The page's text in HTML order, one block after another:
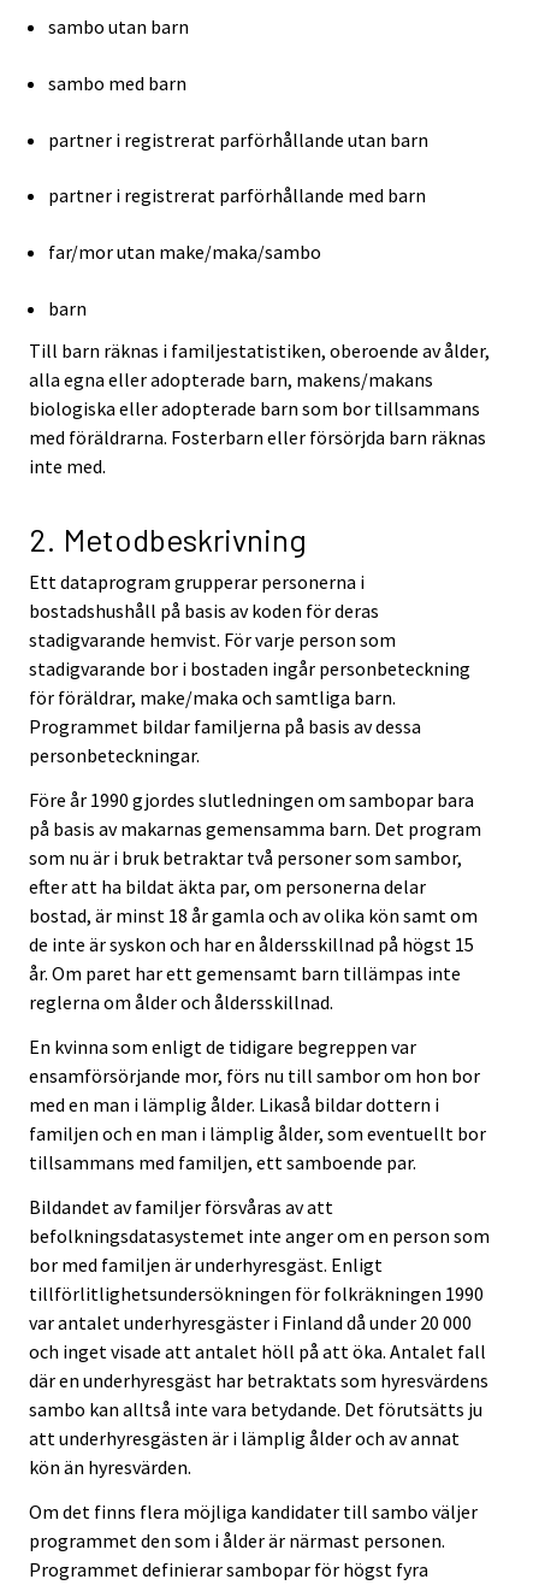
sambo utan barn
sambo med barn
partner i registrerat parförhållande utan barn
partner i registrerat parförhållande med barn
far/mor utan make/maka/sambo
barn
Till barn räknas i familjestatistiken, oberoende av ålder,
alla egna eller adopterade barn, makens/makans
biologiska eller adopterade barn som bor tillsammans
med föräldrarna. Fosterbarn eller försörjda barn räknas
inte med.
2. Metodbeskrivning
Ett dataprogram grupperar personerna i
bostadshushåll på basis av koden för deras
stadigvarande hemvist. För varje person som
stadigvarande bor i bostaden ingår personbeteckning
för föräldrar, make/maka och samtliga barn.
Programmet bildar familjerna på basis av dessa
personbeteckningar.
Före år 1990 gjordes slutledningen om sambopar bara
på basis av makarnas gemensamma barn. Det program
som nu är i bruk betraktar två personer som sambor,
efter att ha bildat äkta par, om personerna delar
bostad, är minst 18 år gamla och av olika kön samt om
de inte är syskon och har en åldersskillnad på högst 15
år. Om paret har ett gemensamt barn tillämpas inte
reglerna om ålder och åldersskillnad.
En kvinna som enligt de tidigare begreppen var
ensamförsörjande mor, förs nu till sambor om hon bor
med en man i lämplig ålder. Likaså bildar dottern i
familjen och en man i lämplig ålder, som eventuellt bor
tillsammans med familjen, ett samboende par.
Bildandet av familjer försvåras av att
befolkningsdatasystemet inte anger om en person som
bor med familjen är underhyresgäst. Enligt
tillförlitlighetsundersökningen för folkräkningen 1990
var antalet underhyresgäster i Finland då under 20 000
och inget visade att antalet höll på att öka. Antalet fall
där en underhyresgäst har betraktats som hyresvärdens
sambo kan alltså inte vara betydande. Det förutsätts ju
att underhyresgästen är i lämplig ålder och av annat
kön än hyresvärden.
Om det finns flera möjliga kandidater till sambo väljer
programmet den som i ålder är närmast personen.
Programmet definierar sambopar för högst fyra